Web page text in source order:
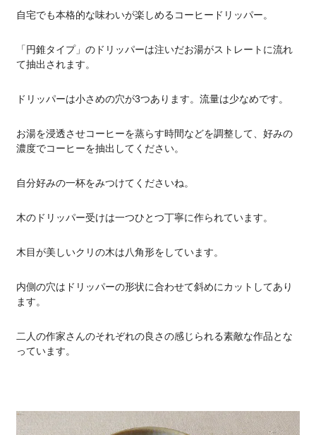
自宅でも本格的な味わいが楽しめるコーヒードリッパー。
「円錐タイプ」のドリッパーは注いだお湯がストレートに流れ
て抽出されます。
ドリッパーは小さめの穴が3つあります。流量は少なめです。
お湯を浸透させコーヒーを蒸らす時間などを調整して、好みの
濃度でコーヒーを抽出してください。
自分好みの一杯をみつけてくださいね。
木のドリッパー受けは一つひとつ丁寧に作られています。
木目が美しいクリの木は八角形をしています。
内側の穴はドリッパーの形状に合わせて斜めにカットしてあり
ます。
二人の作家さんのそれぞれの良さの感じられる素敵な作品とな
っています。